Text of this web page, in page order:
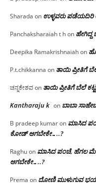
Sharada on ಉಳ್ಳವರು ಪಡೆಯದಿರಿ
Panchaksharaiah t hon ಹೇಗಿದ್ದ
Deepika Ramakrishnaiahon
P.t.chikkanna on ತಾಯಿ ಪ್ರೀತಿಗೆ
ಚನ್ನಕೇಶವon ತಾಯಿ ಪ್ರೀತಿಗೆ ಬೆಲೆ
Kantharaju k on ಬಾಬಾ
B pradeep kumaron ಮಾಸಿದ
ಕೋಡ್ ಆಗಬೇಕೇ…..?‌
Raghuon ಮಾಸಿದ ಪಂಚೆ, ಹೆಗಲ
ಆಗಬೇಕೇ…..?‌
Prema on ದೋಣಿ ಮುಳುಗುವ